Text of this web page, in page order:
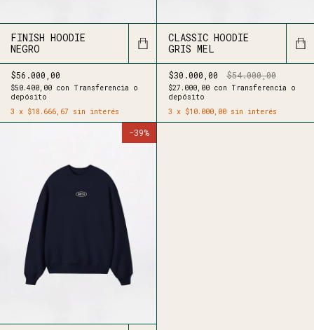
FINISH HOODIE
NEGRO
$56.000,00
$50.400,00 con Transferencia o
depósito
3 x $18.666,67 sin interés
CLASSIC HOODIE
GRIS MEL
$30.000,00 $54.000,00
$27.000,00 con Transferencia o
depósito
3 x $10.000,00 sin interés
-39%